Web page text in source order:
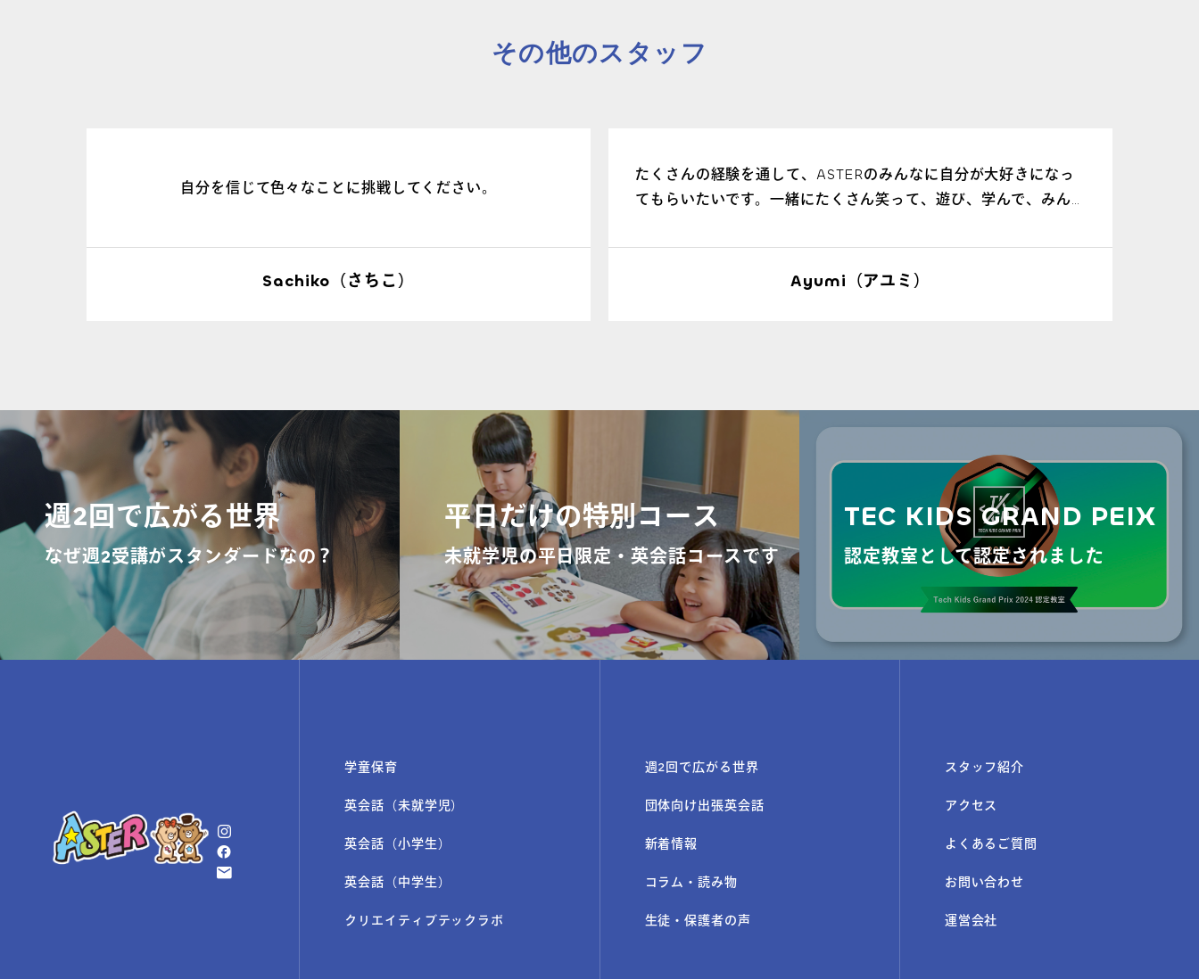
その他のスタッフ
自分を信じて色々なことに挑戦してください。
Sachiko（さちこ）
たくさんの経験を通して、ASTERのみんなに自分が大好きになっ
てもらいたいです。一緒にたくさん笑って、遊び、学んで、みん
Ayumi（アユミ）
週2回で広がる世界
なぜ週2受講がスタンダードなの？
平日だけの特別コース
未就学児の平日限定・英会話コースです
TEC KIDS GRAND PEIX
認定教室として認定されました
学童保育
英会話（未就学児）
英会話（小学生）
英会話（中学生）
クリエイティブテックラボ
週2回で広がる世界
団体向け出張英会話
新着情報
コラム・読み物
生徒・保護者の声
スタッフ紹介
アクセス
よくあるご質問
お問い合わせ
運営会社